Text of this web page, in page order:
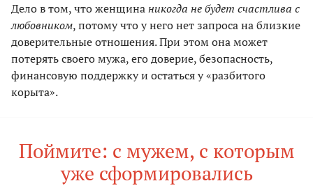
Дело в том, что женщинаникогда не будет счастлива с
любовником, потому что у него нет запроса на близкие
доверительные отношения. При этом она может
потерять своего мужа, его доверие, безопасность,
финансовую поддержку и остаться у «разбитого
корыта».
Поймите: с мужем, с которым
уже сформировались